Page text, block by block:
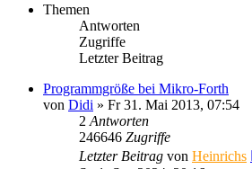
Themen
Antworten
Zugriffe
Letzter Beitrag
Programmgröße bei Mikro-Forth
von Didi » Fr 31. Mai 2013, 07:54
2 Antworten
246646 Zugriffe
Letzter Beitrag von Heinrichs